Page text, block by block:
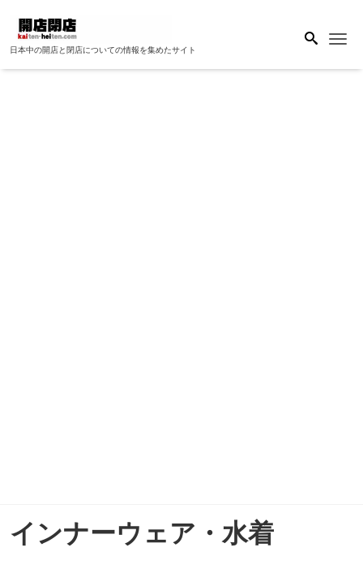
日本中の開店と閉店についての情報を集めたサイト
インナーウェア・水着